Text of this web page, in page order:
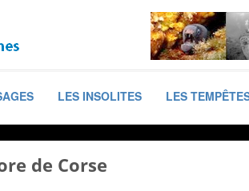
LES INSOLITES LES
de Corse